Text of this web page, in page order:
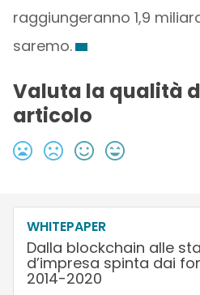
raggiungeranno 1,9
saremo.
Valuta la qualità
articolo
WHITEPAPER
Dalla blockchain alle
d’impresa spinta dai
2014-2020